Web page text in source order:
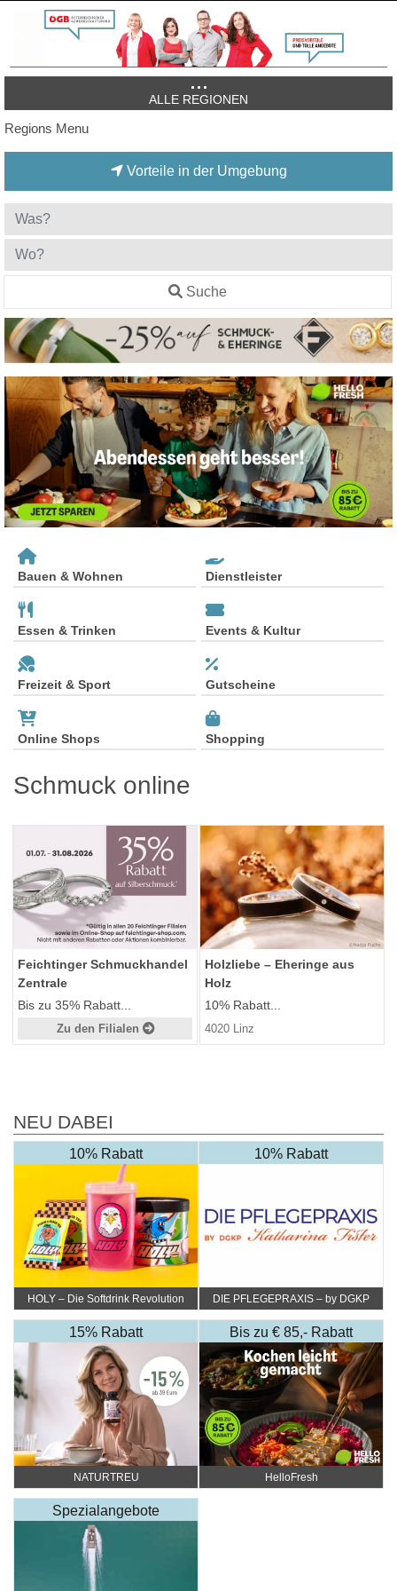
ALLE REGIONEN
Regions Menu
Vorteile in der Umgebung
Suche
Bauen & Wohnen Dienstleister
Essen & Trinken Events & Kultur
Freizeit & Sport Gutscheine
Online Shops Shopping
Schmuck online
Feichtinger Schmuckhandel
Zentrale
Bis zu 35% Rabatt...
Zu den Filialen
Holzliebe – Eheringe aus
Holz
10% Rabatt...
4020 Linz
NEU DABEI
10% Rabatt
HOLY – Die Softdrink Revolution
10% Rabatt
DIE PFLEGEPRAXIS – by DGKP
15% Rabatt
NATURTREU
Bis zu € 85,- Rabatt
HelloFresh
Spezialangebote